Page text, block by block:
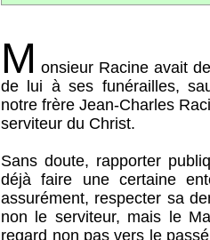
M onsieur Racine avait
de lui à ses funérailles,
notre frère Jean-Charles
serviteur du Christ.
Sans doute, rapporter
déjà faire une certaine
assurément, respecter sa
non le serviteur, mais le
regard non pas vers le